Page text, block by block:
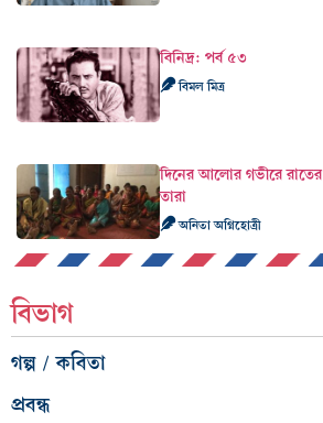
বিনিদ্র: পর্ব ৫৩
বিমল মিত্র
দিনের আলোর গভীরে রাতের
তারা
অনিতা অগ্নিহোত্রী
বিভাগ
গল্প / কবিতা
প্রবন্ধ